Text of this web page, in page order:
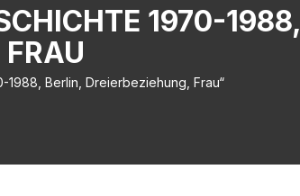
1970-1988,
Berlin, Dreierbeziehung, Frau“